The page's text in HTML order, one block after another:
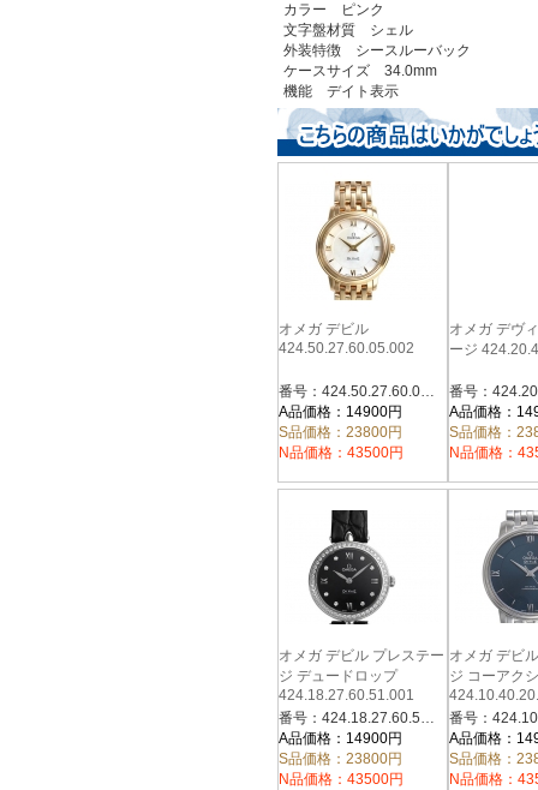
カラー ピンク
文字盤材質 シェル
外装特徴 シースルーバック
ケースサイズ 34.0mm
機能 デイト表示
オメガ デビル
424.50.27.60.05.002
番号：424.50.27.60.05.002
A品価格：14900円
S品価格：23800円
N品価格：43500円
オメガ デヴ
ージ
A品価格：
S品価格：
N品価格：
オメガ デビル プレステー
ジ デュードロップ
424.18.27.60.51.001
番号：424.18.27.60.51.001
A品価格：14900円
S品価格：23800円
N品価格：43500円
オメガ デビ
ジ コーアク
A品価格：
S品価格：
N品価格：